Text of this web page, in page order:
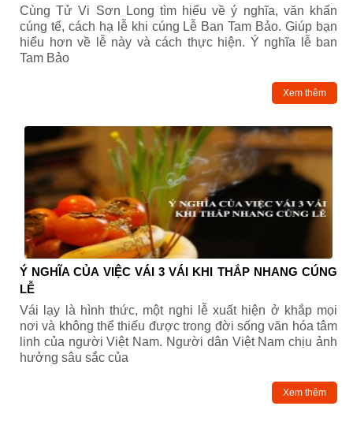
Cùng Tử Vi Sơn Long tìm hiểu về ý nghĩa, văn khấn
cúng tế, cách hạ lễ khi cúng Lễ Ban Tam Bảo. Giúp bạn
hiểu hơn về lễ này và cách thực hiện. Ý nghĩa lễ ban
Tam Bảo
Xem thêm
Ý NGHĨA CỦA VIỆC VÁI 3 VÁI KHI THẮP NHANG CÚNG
LỄ
Vái lạy là hình thức, một nghi lễ xuất hiện ở khắp mọi
nơi và không thể thiếu được trong đời sống văn hóa tâm
linh của người Việt Nam. Người dân Việt Nam chịu ảnh
hưởng sâu sắc của
Xem thêm